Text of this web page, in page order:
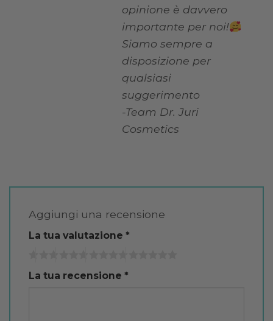
opinione è davvero
importante per noi!
Siamo sempre a
disposizione per
qualsiasi
suggerimento
-Team Dr. Juri
Cosmetics
Aggiungi una recensione
La tua valutazione *
La tua recensione *